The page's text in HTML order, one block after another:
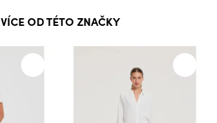
VÍCE OD TÉTO ZNAČKY